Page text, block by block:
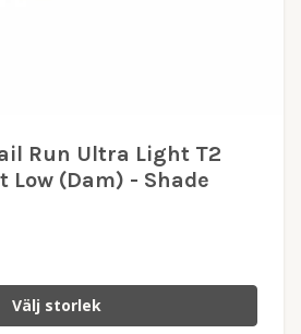
Run Ultra Light T2
Low (Dam) - Shade
Välj storlek